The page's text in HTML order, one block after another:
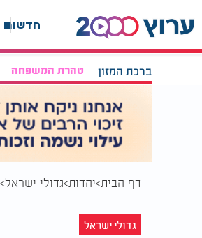
חדשות
ברכת המזון טהרת המשפחה
דף הבית יהדות גדולי ישראל
גדולי ישראל